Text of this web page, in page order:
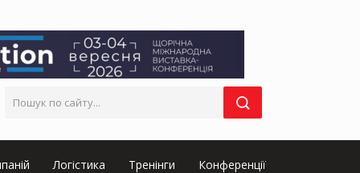
Логістика Тренінги Конференції